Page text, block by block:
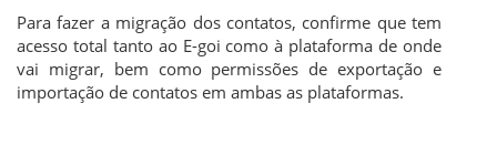
Para fazer a migração dos contatos, confirme que tem
acesso total tanto ao E-goi como à plataforma de onde
vai migrar, bem como permissões de exportação e
importação de contatos em ambas as plataformas.